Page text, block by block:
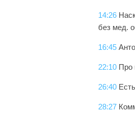
14:26
без мед.
16:45
22:10 Про
26:40
28:27